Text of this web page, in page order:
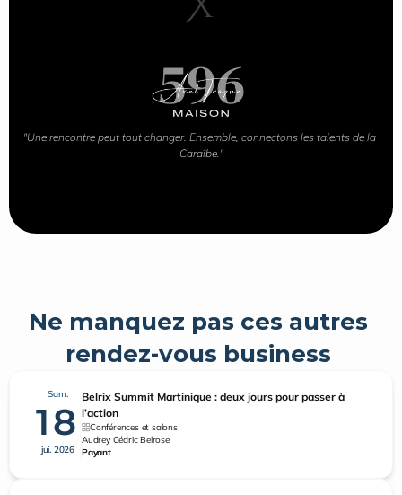
"Une rencontre peut tout changer. Ensemble, connectons les talents de la
Caraïbe."
Ne manquez pas ces autres
rendez-vous business
Sam.
18
jui. 2026
Belrix Summit Martinique : deux jours pour passer à
l’action
Conférences et salons
Audrey Cédric Belrose
Payant